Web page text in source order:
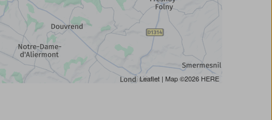
Leaflet | Map ©2026 HERE